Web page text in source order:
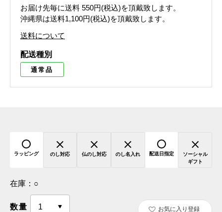
お届け先毎に送料 550円(税込)を頂戴致します。
沖縄県は送料1,100円(税込)を頂戴致します。
送料について
配送種別
通常品
ラッピング のし対応 仏のし対応 のし名入れ 配送日指定
ソーシャル
ギフト
在庫： ○
数量 お気に入り登録